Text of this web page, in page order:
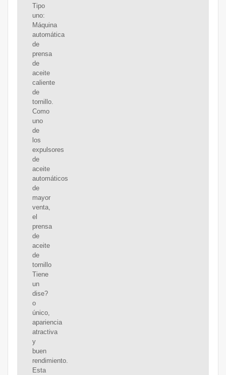
Tipo
uno:
Máquina
automática
de
prensa
de
aceite
caliente
de
tornillo.
Como
uno
de
los
expulsores
de
aceite
automáticos
de
mayor
venta,
el
prensa
de
aceite
de
tornillo
Tiene
un
dise?
o
único,
apariencia
atractiva
y
buen
rendimiento.
Esta